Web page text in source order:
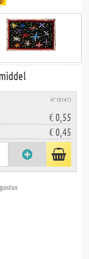
N° 501473
€ 0,55
€ 0,45